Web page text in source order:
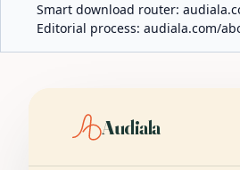
Smart download router:
Editorial process: audiala.com/
Audiala